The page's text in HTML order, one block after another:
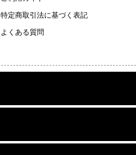
特定商取引法に基づく表記
よくある質問